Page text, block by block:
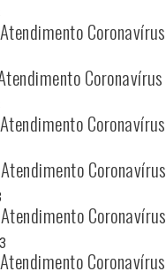
Coronavírus
Coronavírus
Coronavírus
Coronavírus
Coronavírus
Coronavírus